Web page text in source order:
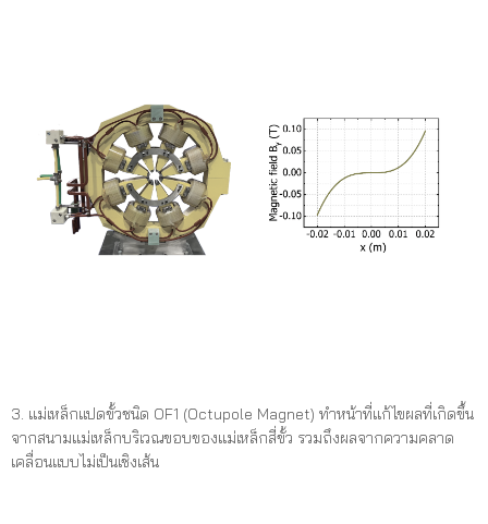
3. แม่เหล็กแปดขั้วชนิด OF1 (Octupole Magnet) ทำหน้าที่แก้ไขผลที่เกิดขึ้น
จากสนามแม่เหล็กบริเวณขอบของแม่เหล็กสี่ขั้ว รวมถึงผลจากความคลาด
เคลื่อนแบบไม่เป็นเชิงเส้น